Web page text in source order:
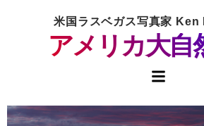
米国ラスベガス写真家
アメリカ大自